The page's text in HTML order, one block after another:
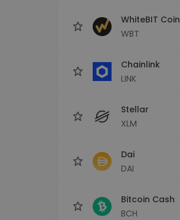
WhiteBIT Coin
WBT
Chainlink
LINK
Stellar
XLM
Dai
DAI
Bitcoin Cash
BCH